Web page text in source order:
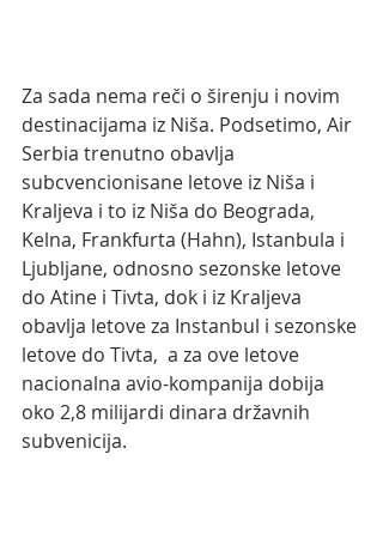
Za sada nema reči o širenju i novim
destinacijama iz Niša. Podsetimo, Air
Serbia trenutno obavlja
subcvencionisane letove iz Niša i
Kraljeva i to iz Niša do Beograda,
Kelna, Frankfurta (Hahn), Istanbula i
Ljubljane, odnosno sezonske letove
do Atine i Tivta, dok i iz Kraljeva
obavlja letove za Instanbul i sezonske
letove do Tivta,  a za ove letove
nacionalna avio-kompanija dobija
oko 2,8 milijardi dinara državnih
subvenicija.